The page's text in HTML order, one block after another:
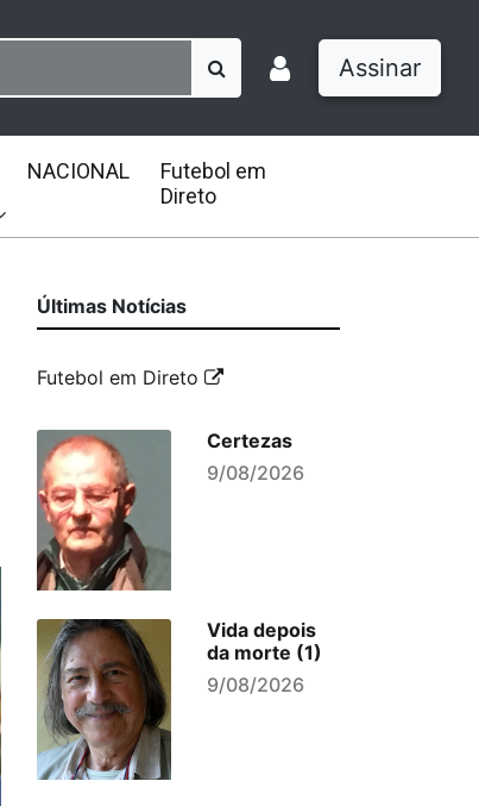
Assinar
NACIONAL
Futebol em
Direto
Últimas Notícias
Futebol em Direto
Certezas
9/08/2026
Vida depois
da morte (1)
9/08/2026